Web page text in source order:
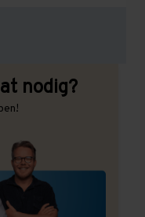
nodig?